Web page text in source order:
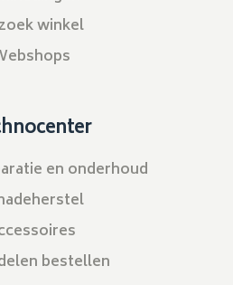
winkel
en onderhoud
bestellen